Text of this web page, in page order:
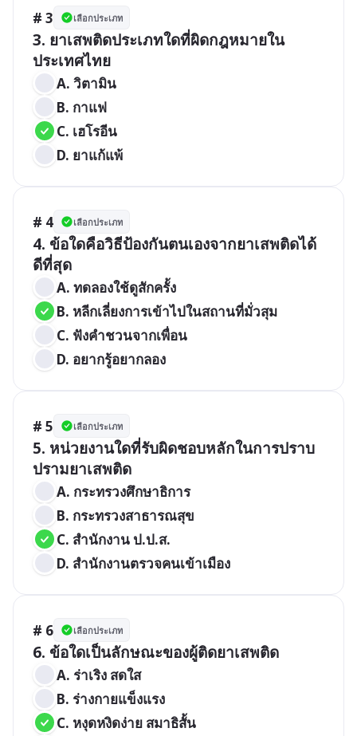
# 3 เลือกประเภท
3. ยาเสพติดประเภทใดที่ผิดกฎหมายใน
ประเทศไทย
A. วิตามิน
B. กาแฟ
C. เฮโรอีน
D. ยาแก้แพ้
# 4 เลือกประเภท
4. ข้อใดคือวิธีป้องกันตนเองจากยาเสพติดได้
ดีที่สุด
A. ทดลองใช้ดูสักครั้ง
B. หลีกเลี่ยงการเข้าไปในสถานที่มั่วสุม
C. ฟังคำชวนจากเพื่อน
D. อยากรู้อยากลอง
# 5 เลือกประเภท
5. หน่วยงานใดที่รับผิดชอบหลักในการปราบ
ปรามยาเสพติด
A. กระทรวงศึกษาธิการ
B. กระทรวงสาธารณสุข
C. สำนักงาน ป.ป.ส.
D. สำนักงานตรวจคนเข้าเมือง
# 6 เลือกประเภท
6. ข้อใดเป็นลักษณะของผู้ติดยาเสพติด
A. ร่าเริง สดใส
B. ร่างกายแข็งแรง
C. หงุดหงิดง่าย สมาธิสั้น